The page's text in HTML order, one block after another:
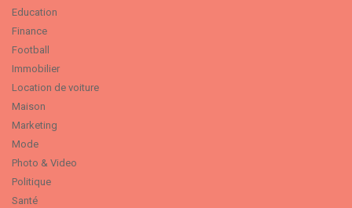
Education
Finance
Football
Immobilier
Location de voiture
Maison
Marketing
Mode
Photo & Video
Politique
Santé